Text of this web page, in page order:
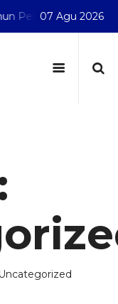
2026/2027
07 Agu 2026